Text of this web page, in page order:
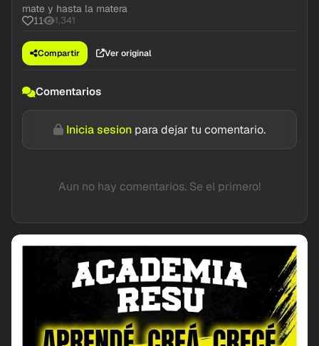
mate y hasta la matera
11 1,341
Compartir Ver original
Comentarios
Inicia sesion para dejar tu comentario.
Aun no hay comentarios. Se el primero!